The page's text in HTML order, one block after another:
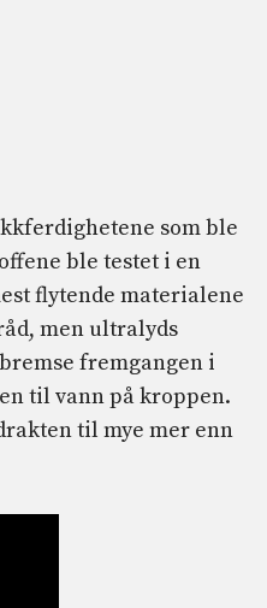
som ble
ble testet i en
flytende materialene
men ultralyds
fremgangen i
til vann på kroppen.
til mye mer enn